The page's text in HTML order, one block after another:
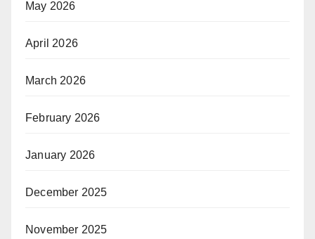
May 2026
April 2026
March 2026
February 2026
January 2026
December 2025
November 2025